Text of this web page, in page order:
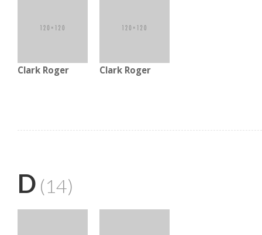
Clark Roger Clark Roger
D (14)